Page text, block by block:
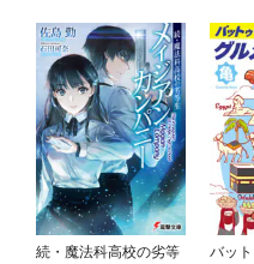
続・魔法科高校の劣等
バッ